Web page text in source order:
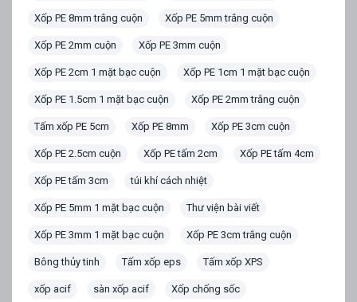
Xốp PE 8mm trắng cuộn Xốp PE 5mm trắng cuộn
Xốp PE 2mm cuộn Xốp PE 3mm cuộn
Xốp PE 2cm 1 mặt bạc cuộn Xốp PE 1cm 1 mặt bạc cuộn
Xốp PE 1.5cm 1 mặt bạc cuộn Xốp PE 2mm trắng cuộn
Tấm xốp PE 5cm Xốp PE 8mm Xốp PE 3cm cuộn
Xốp PE 2.5cm cuộn Xốp PE tấm 2cm Xốp PE tấm 4cm
Xốp PE tấm 3cm túi khí cách nhiệt
Xốp PE 5mm 1 mặt bạc cuộn Thư viện bài viết
Xốp PE 3mm 1 mặt bạc cuộn Xốp PE 3cm trắng cuộn
Bông thủy tinh Tấm xốp eps Tấm xốp XPS
xốp acif sàn xốp acif Xốp chống sốc